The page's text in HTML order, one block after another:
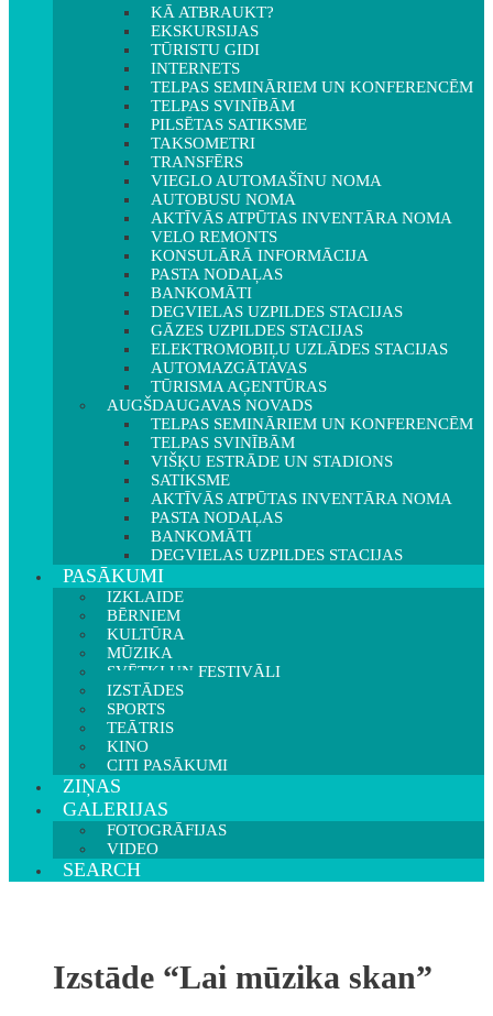
KĀ ATBRAUKT?
EKSKURSIJAS
TŪRISTU GIDI
INTERNETS
TELPAS SEMINĀRIEM UN KONFERENCĒM
TELPAS SVINĪBĀM
PILSĒTAS SATIKSME
TAKSOMETRI
TRANSFĒRS
VIEGLO AUTOMAŠĪNU NOMA
AUTOBUSU NOMA
AKTĪVĀS ATPŪTAS INVENTĀRA NOMA
VELO REMONTS
KONSULĀRĀ INFORMĀCIJA
PASTA NODAĻAS
BANKOMĀTI
DEGVIELAS UZPILDES STACIJAS
GĀZES UZPILDES STACIJAS
ELEKTROMOBIĻU UZLĀDES STACIJAS
AUTOMAZGĀTAVAS
TŪRISMA AĢENTŪRAS
AUGŠDAUGAVAS NOVADS
TELPAS SEMINĀRIEM UN KONFERENCĒM
TELPAS SVINĪBĀM
VIŠĶU ESTRĀDE UN STADIONS
SATIKSME
AKTĪVĀS ATPŪTAS INVENTĀRA NOMA
PASTA NODAĻAS
BANKOMĀTI
DEGVIELAS UZPILDES STACIJAS
PASĀKUMI
IZKLAIDE
BĒRNIEM
KULTŪRA
MŪZIKA
SVĒTKI UN FESTIVĀLI
IZSTĀDES
SPORTS
TEĀTRIS
KINO
CITI PASĀKUMI
ZIŅAS
GALERIJAS
FOTOGRĀFIJAS
VIDEO
SEARCH
Izstāde “Lai mūzika skan”